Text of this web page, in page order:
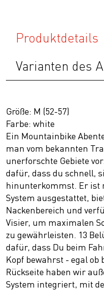
Produktdetails
Varianten des
Größe: M (52-57)
Farbe: white
Ein Mountainbike
man vom bekannten
unerforschte Gebiete
dafür, dass du schnell,
hinunterkommst. Er ist
System ausgestattet,
Nackenbereich und
Visier, um maximalen
zu gewährleisten. 13
dafür, dass Du beim
Kopf bewahrst - egal ob
Rückseite haben wir
System integriert, mit